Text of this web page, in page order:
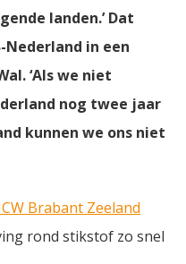
landen.’ Dat
Nederland in een
‘Als we niet
nog twee jaar
kunnen we ons niet
Brabant Zeeland
rond stikstof zo snel